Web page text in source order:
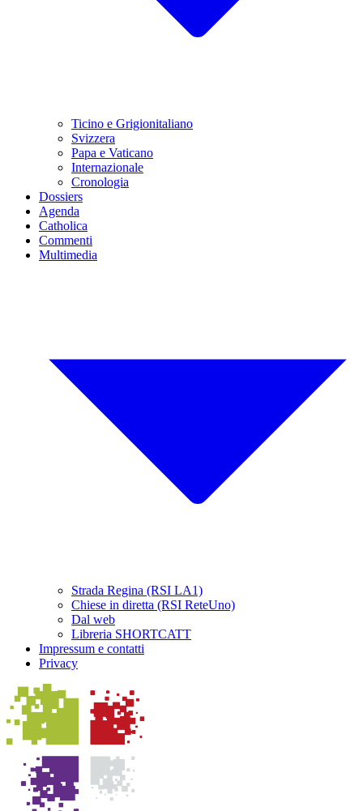
Ticino e Grigionitaliano
Svizzera
Papa e Vaticano
Internazionale
Cronologia
Dossiers
Agenda
Catholica
Commenti
Multimedia
Strada Regina (RSI LA1)
Chiese in diretta (RSI ReteUno)
Dal web
Libreria SHORTCATT
Impressum e contatti
Privacy